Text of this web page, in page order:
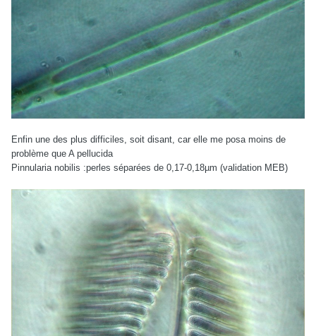
Enfin une des plus difficiles, soit disant, car elle me posa moins de
problème que A pellucida
Pinnularia nobilis :perles séparées de 0,17-0,18µm (validation MEB)